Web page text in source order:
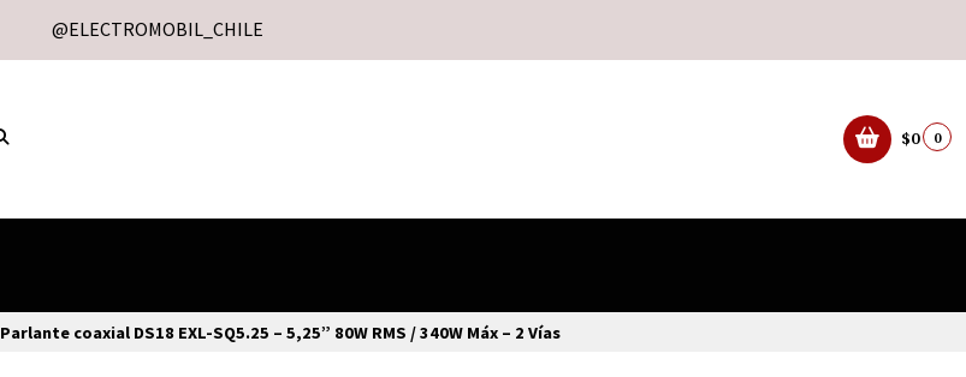
@ELECTROMOBIL_CHILE
$0 0
Parlante coaxial DS18 EXL-SQ5.25 – 5,25” 80W RMS / 340W Máx – 2 Vías